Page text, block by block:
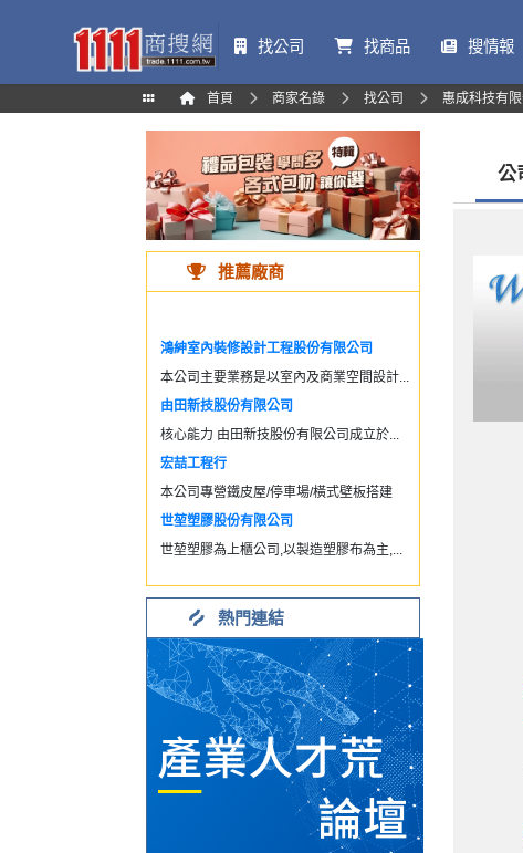
找公司 找商品 搜情報
首頁 商家名錄 找公司 惠成科技有限
推薦廠商
鴻紳室內裝修設計工程股份有限公司
本公司主要業務是以室內及商業空間設計...
由田新技股份有限公司
核心能力 由田新技股份有限公司成立於...
宏喆工程行
本公司專營鐵皮屋/停車場/橫式壁板搭建
世堃塑膠股份有限公司
世堃塑膠為上櫃公司,以製造塑膠布為主,...
熱門連結
公